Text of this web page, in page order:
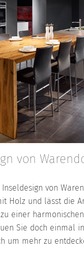
von
Inseldesign von
Holz und lässt die
einer
Sie doch einmal
um mehr zu